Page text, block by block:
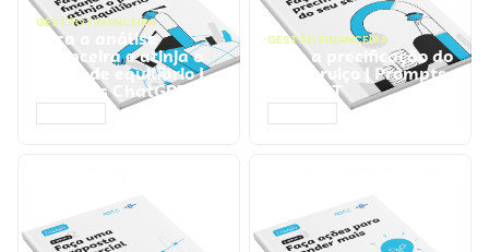
GESTÃO FINANCEIRA
Faça a análise
financeira e atinja o
ponto de equilíbrio |
Prompts ChatGPT
GESTÃO FINANCEIRA
Faça a precificação do
seu serviço | Prompts
ChatGPT